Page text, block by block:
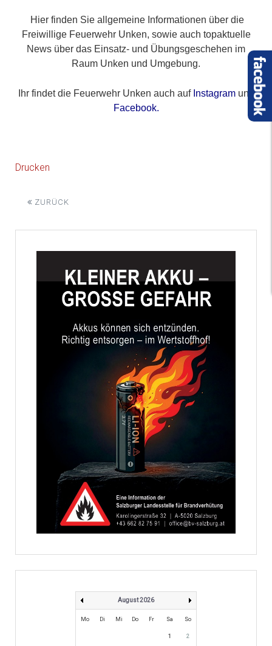
Hier finden Sie allgemeine Informationen über die
Freiwillige Feuerwehr Unken, sowie auch topaktuelle
News über das Einsatz- und Übungsgeschehen im
Raum Unken und Umgebung.
Ihr findet die Feuerwehr Unken auch auf Instagramund
Facebook.
Drucken
ZURÜCK
August 2026
Mo Di Mi Do Fr Sa So
1 2